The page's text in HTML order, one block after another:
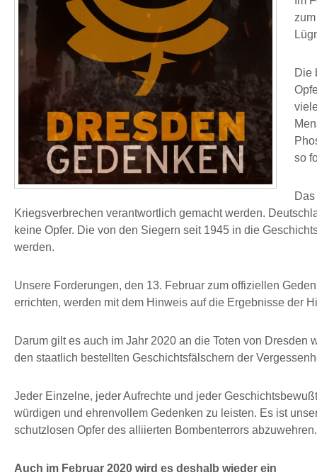
Die
so
Kriegsverbrechen verantwortlich gemacht werden.
keine Opfer. Die von den Siegern seit 1945 in die
werden.
Unsere Forderungen, den 13. Februar zum offiziellen
errichten, werden mit dem Hinweis auf die Ergebnisse der
Darum gilt es auch im Jahr 2020 an die Toten von
den staatlich bestellten Geschichtsfälschern der
Jeder Einzelne, jeder Aufrechte und jeder
würdigen und ehrenvollem Gedenken zu leisten. Es ist
schutzlosen Opfer des alliierten Bombenterrors abzuwehren.
Auch im Februar 2020 wird es deshalb wieder ein